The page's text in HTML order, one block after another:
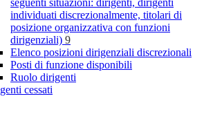
seguenti situazioni: dirigenti, dirigenti
individuati discrezionalmente, titolari di
posizione organizzativa con funzioni
dirigenziali) 9
Elenco posizioni dirigenziali discrezionali
Posti di funzione disponibili
Ruolo dirigenti
cessati